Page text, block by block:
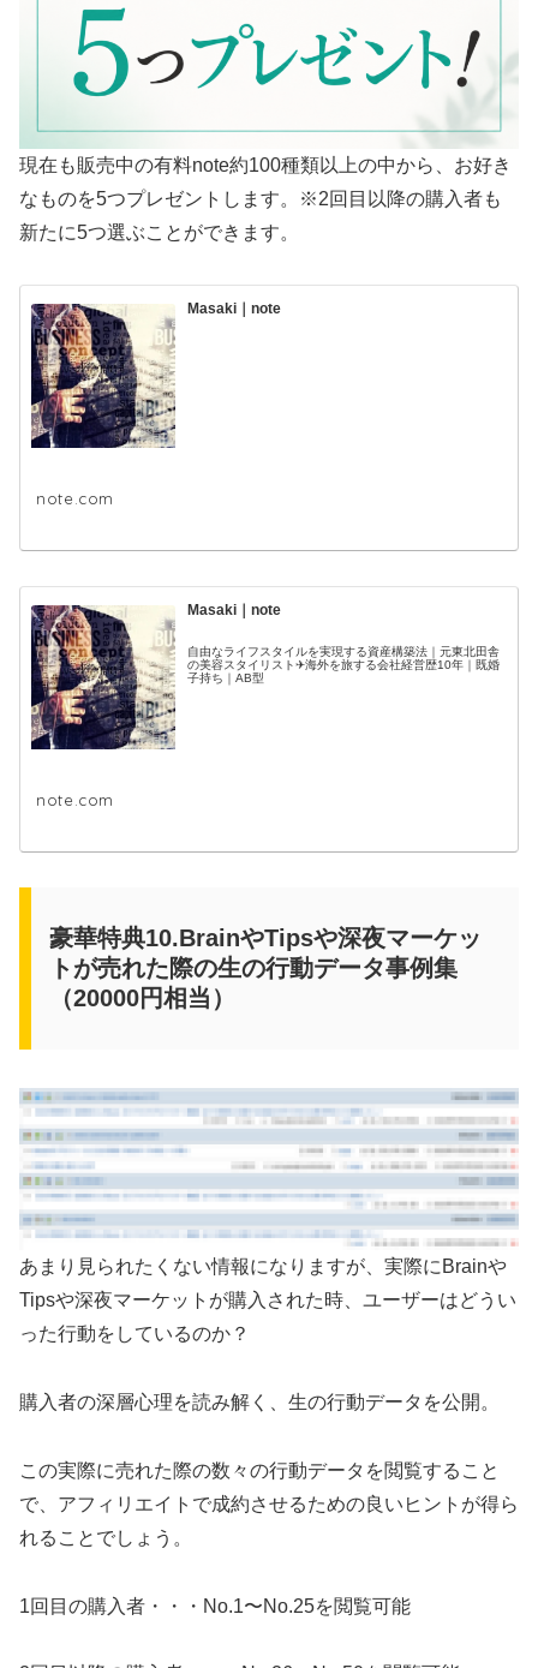
現在も販売中の有料note約100種類以上の中から、お好き
なものを5つプレゼントします。※2回目以降の購入者も
新たに5つ選ぶことができます。
Masaki｜note
note.com
Masaki｜note
自由なライフスタイルを実現する資産構築法｜元東北田舎
の美容スタイリスト✈海外を旅する会社経営歴10年｜既婚
子持ち｜AB型
note.com
豪華特典10.BrainやTipsや深夜マーケッ
トが売れた際の生の行動データ事例集
（20000円相当）
あまり見られたくない情報になりますが、実際にBrainや
Tipsや深夜マーケットが購入された時、ユーザーはどうい
った行動をしているのか？
購入者の深層心理を読み解く、生の行動データを公開。
この実際に売れた際の数々の行動データを閲覧すること
で、アフィリエイトで成約させるための良いヒントが得ら
れることでしょう。
1回目の購入者・・・No.1〜No.25を閲覧可能